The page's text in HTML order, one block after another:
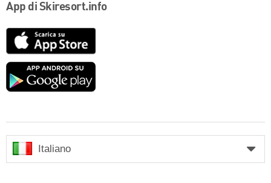
App di Skiresort.info
Google
Italiano